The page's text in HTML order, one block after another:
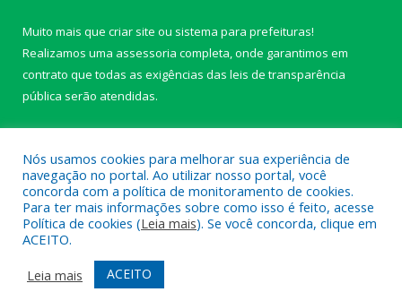
Muito mais que criar site ou sistema para prefeituras!
Realizamos uma assessoria completa, onde garantimos em
contrato que todas as exigências das leis de transparência
pública serão atendidas.
Todos os direitos reservados a câmara de Paragominas.
Mapa do Site
Acessar Área Administrativa
Nós usamos cookies para melhorar sua experiência de
navegação no portal. Ao utilizar nosso portal, você
concorda com a política de monitoramento de cookies.
Para ter mais informações sobre como isso é feito, acesse
Política de cookies (Leia mais). Se você concorda, clique em
ACEITO.
Leia mais
ACEITO